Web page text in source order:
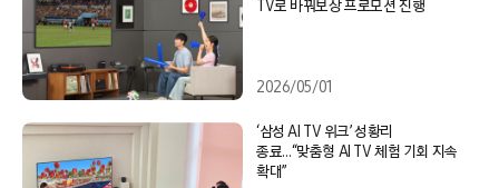
TV로 바꿔보상 프로모션 진행
2026/05/01
‘삼성 AI TV 위크’ 성황리
종료…“맞춤형 AI TV 체험 기회 지속
확대”